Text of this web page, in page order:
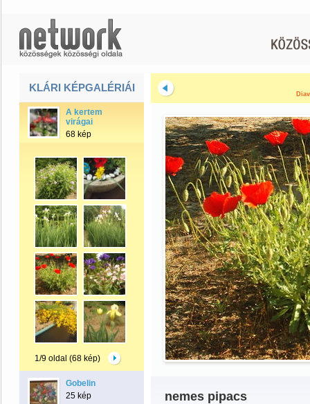
KLÁRI KÉPGALÉRIÁI
A kertem
virágai
68 kép
1/9 oldal (68 kép)
Gobelin
25 kép
nemes pipacs